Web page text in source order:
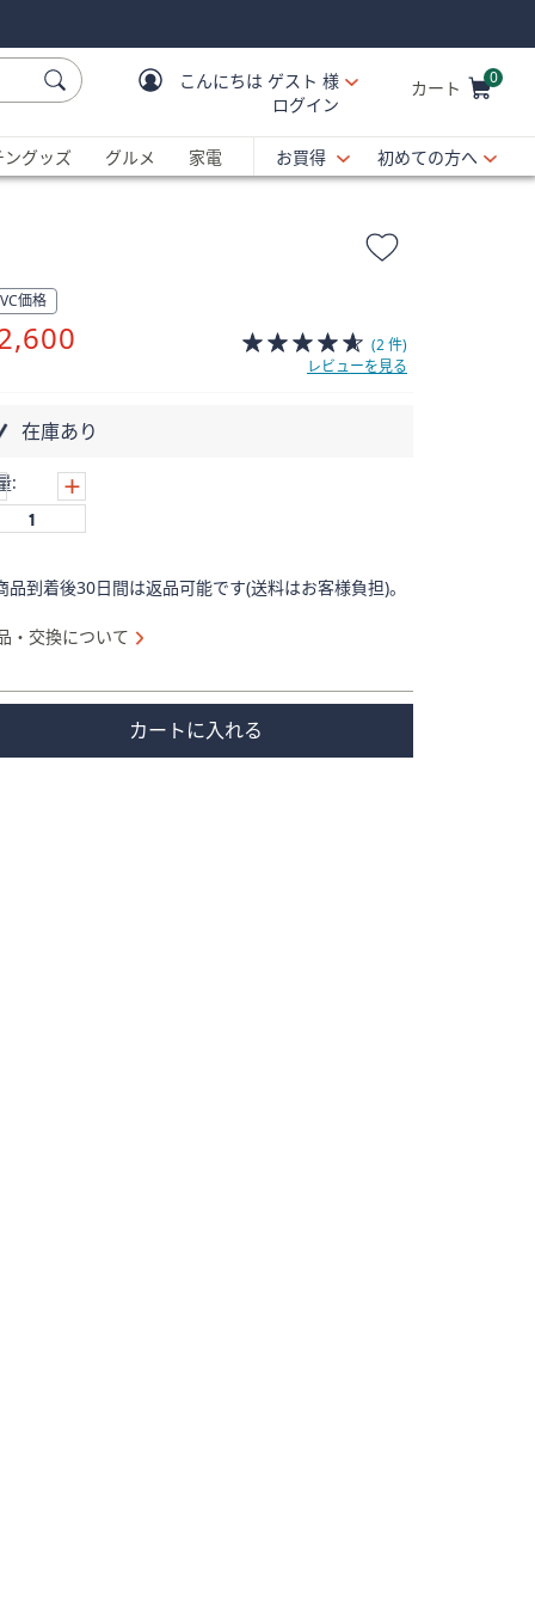
こんにちは ゲスト 様
ログイン
カート 0
ングッズ
グルメ 家電 お買得 初めての方へ
価格
(2 件)
レビューを見る
在庫あり
:
品到着後30日間は返品可能です(送料はお客様負担)。
・交換について
カートに入れる